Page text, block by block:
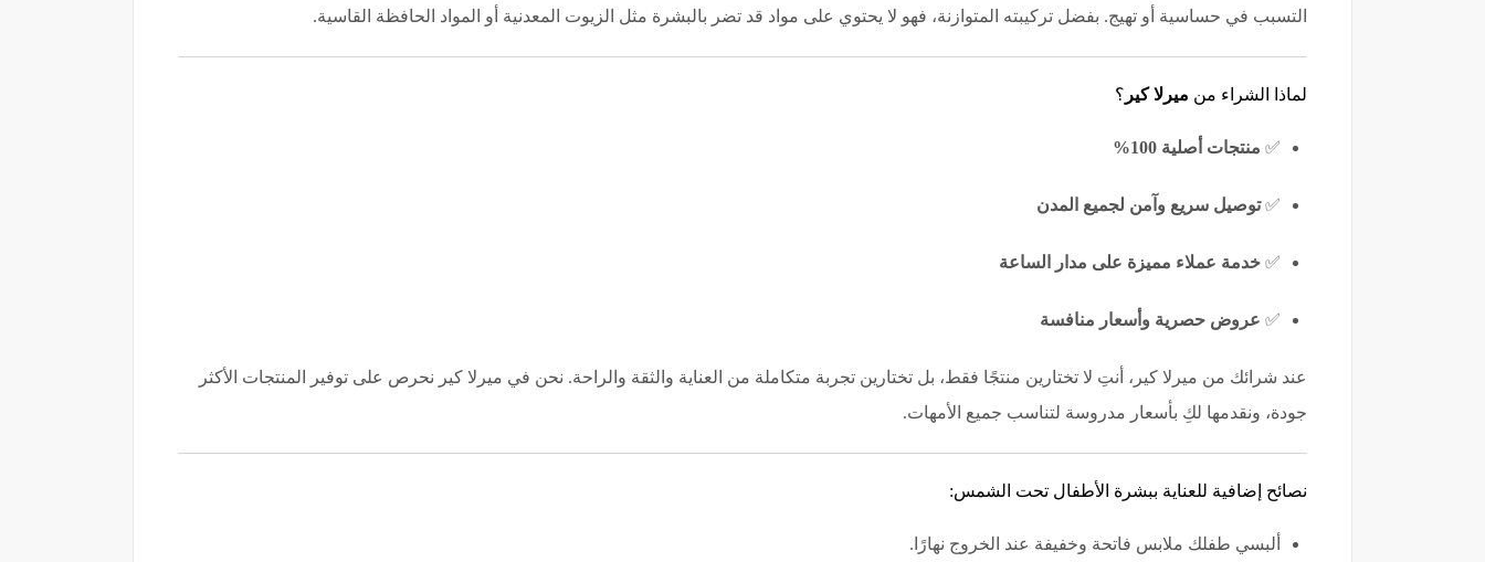
التسبب في حساسية أو تهيج. بفضل تركيبته المتوازنة، فهو لا يحتوي على مواد قد تضر بالبشرة مثل الزيوت المعدنية أو المواد الحافظة القاسية.
لماذا الشراء من ميرلا كير ؟
✅ منتجات أصلية 100%
✅توصيل سريع وآمن لجميع المدن
✅ خدمة عملاء مميزة على مدار الساعة
✅ عروض حصرية وأسعار منافسة
عند شرائك من ميرلا كير، أنتِ لا تختارين منتجًا فقط، بل تختارين تجربة متكاملة من العناية والثقة والراحة. نحن في ميرلا كير نحرص على توفير المنتجات الأكثر
جودة، ونقدمها لكِ بأسعار مدروسة لتناسب جميع الأمهات.
نصائح إضافية للعناية ببشرة الأطفال تحت الشمس:
ألبسي طفلك ملابس فاتحة وخفيفة عند الخروج نهارًا.